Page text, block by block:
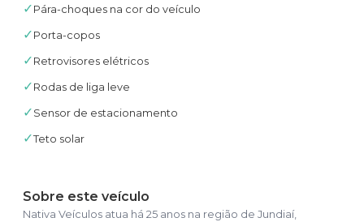
✓ Pára-choques na cor do veículo
✓ Porta-copos
✓ Retrovisores elétricos
✓ Rodas de liga leve
✓ Sensor de estacionamento
✓Teto solar
Sobre este veículo
Nativa Veículos atua há 25 anos na região de Jundiaí,